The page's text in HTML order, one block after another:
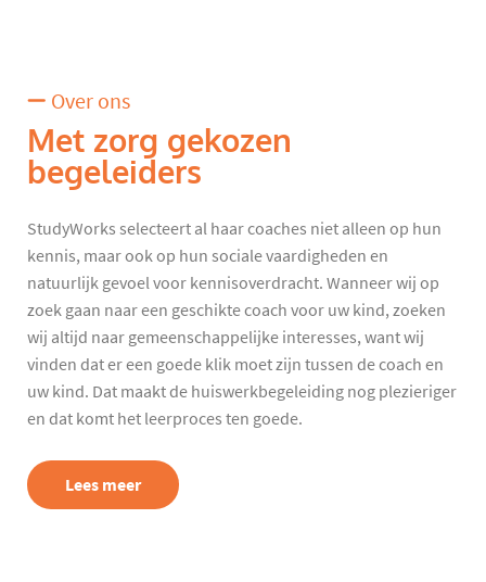
Over ons
Met zorg gekozen
begeleiders
StudyWorks selecteert al haar coaches niet alleen op hun
kennis, maar ook op hun sociale vaardigheden en
natuurlijk gevoel voor kennisoverdracht. Wanneer wij op
zoek gaan naar een geschikte coach voor uw kind, zoeken
wij altijd naar gemeenschappelijke interesses, want wij
vinden dat er een goede klik moet zijn tussen de coach en
uw kind. Dat maakt de huiswerkbegeleiding nog plezieriger
en dat komt het leerproces ten goede.
Lees meer